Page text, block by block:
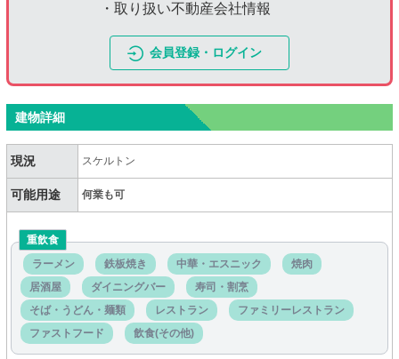
・取り扱い不動産会社情報
会員登録・ログイン
建物詳細
現況 スケルトン
可能用途 何業も可
重飲食
ラーメン
鉄板焼き 中華・エスニック
焼肉
居酒屋
ダイニングバー
寿司・割烹
そば・うどん・麺類
レストラン
ファミリーレストラン
ファストフード
飲食(その他)